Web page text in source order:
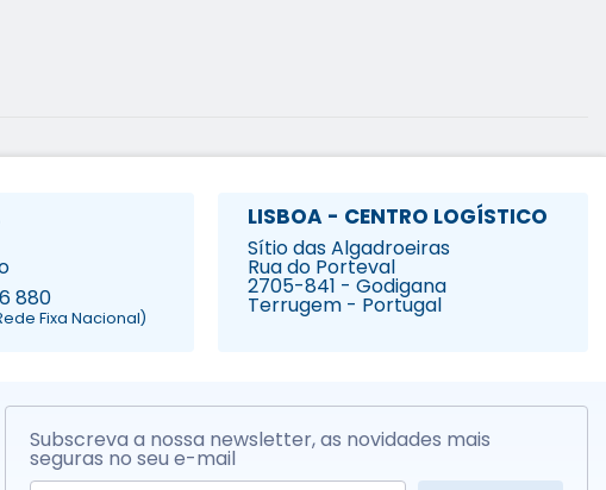
880
Fixa Nacional)
LISBOA - CENTRO LOGÍSTICO
Sítio das Algadroeiras
Rua do Porteval
2705-841 - Godigana
Terrugem - Portugal
Subscreva a nossa newsletter, as novidades mais
seguras no seu e-mail